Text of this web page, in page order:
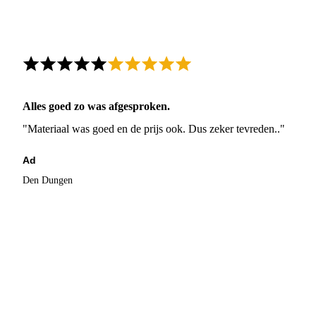
Alles goed zo was afgesproken.
"Materiaal was goed en de prijs ook. Dus zeker tevreden.."
Ad
Den Dungen